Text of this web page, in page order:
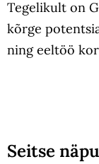
Tegelikult on
kõrge
ning eeltöö
Seitse